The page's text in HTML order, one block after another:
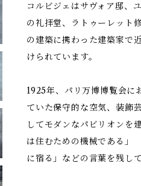
コルビジェはサヴォア邸、
の礼拝堂、ラトゥーレット
の建築に携わった建築家で
けられています。
1925年、パリ万博博覧会に
ていた保守的な空気、装飾
してモダンなパビリオンを
は住むための機械である」
に宿る」などの言葉を残して